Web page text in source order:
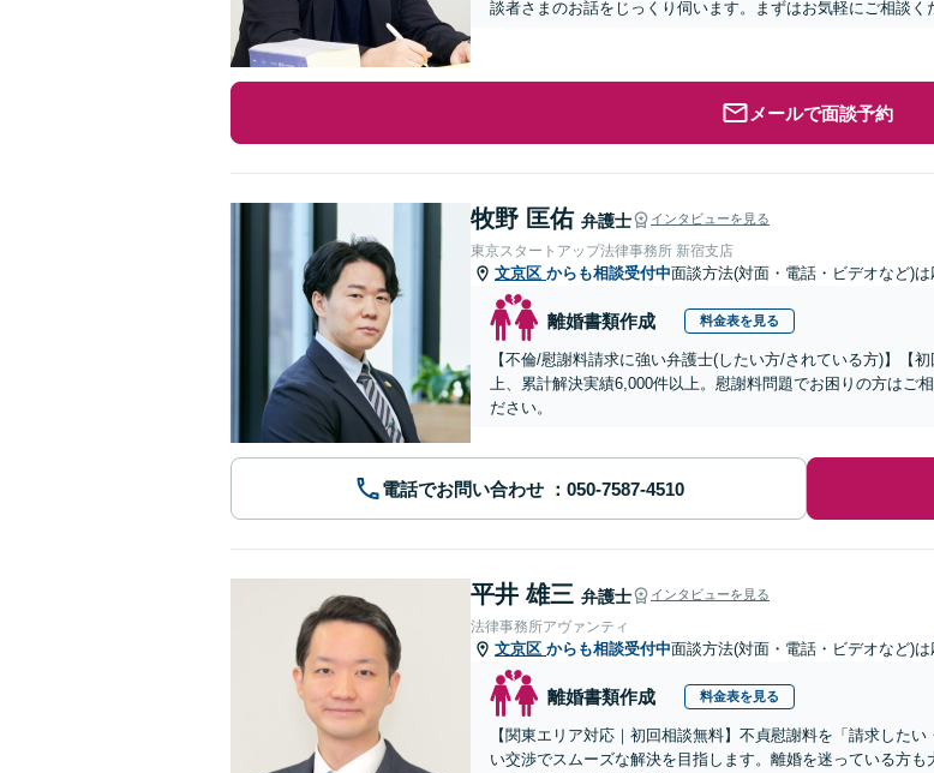
談者さまのお話をじっくり伺います。まずはお気軽にご相談く
メールで面談予約
牧野 匡佑 弁護士 インタビューを見る
東京スタートアップ法律事務所 新宿支店
文京区 からも相談受付中面談方法(対面・電話・ビデオなど)は
離婚書類作成 料金表を見る
【不倫/慰謝料請求に強い弁護士(したい方/されている方)】【
上、累計解決実績6,000件以上。慰謝料問題でお困りの方はご
ださい。
電話でお問い合わせ
平井 雄三 弁護士 インタビューを見る
法律事務所アヴァンティ
文京区 からも相談受付中面談方法(対面・電話・ビデオなど)は
離婚書類作成 料金表を見る
【関東エリア対応｜初回相談無料】不貞慰謝料を「請求した
い交渉でスムーズな解決を目指します。離婚を迷っている方